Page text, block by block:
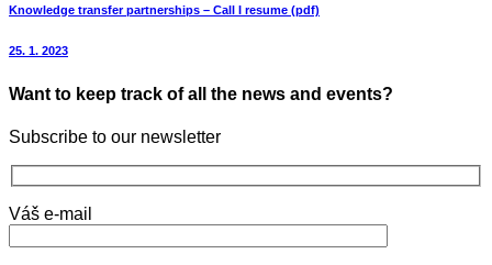
Knowledge transfer partnerships – Call I resume (pdf)
25. 1. 2023
Want to keep track of all the news and events?
Subscribe to our newsletter
Váš e-mail